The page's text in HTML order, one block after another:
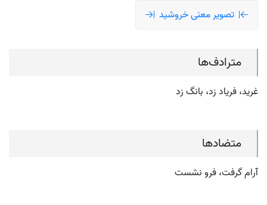
تصویر معنی خروشید
مترادف‌ها
غرید، فریاد زد، بانگ زد
متضادها
آرام گرفت، فرو نشست